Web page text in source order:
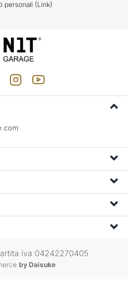
personali (Link)
iva 04242270405
by Daisuke